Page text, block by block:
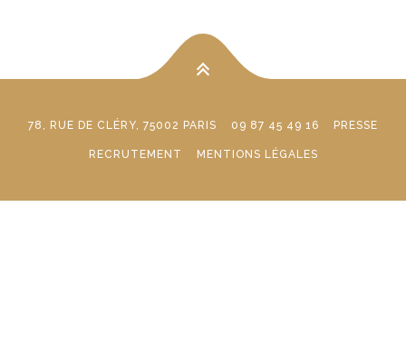
78, RUE DE CLÉRY, 75002 PARIS 09 87 45 49 16 PRESSE
RECRUTEMENT MENTIONS LÉGALES